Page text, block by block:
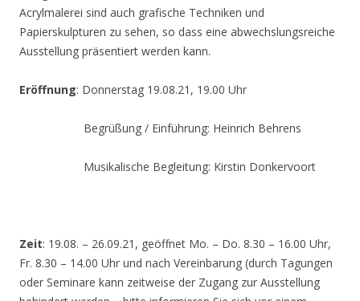
Acrylmalerei sind auch grafische Techniken und
Papierskulpturen zu sehen, so dass eine abwechslungsreiche
Ausstellung präsentiert werden kann.
Eröffnung: Donnerstag 19.08.21, 19.00 Uhr
Begrüßung / Einführung: Heinrich Behrens
Musikalische Begleitung: Kirstin Donkervoort
Zeit: 19.08. – 26.09.21, geöffnet Mo. – Do. 8.30 – 16.00 Uhr,
Fr. 8.30 – 14.00 Uhr und nach Vereinbarung (durch Tagungen
oder Seminare kann zeitweise der Zugang zur Ausstellung